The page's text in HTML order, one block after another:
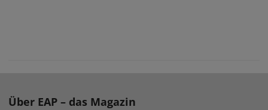
Über EAP – das Magazin